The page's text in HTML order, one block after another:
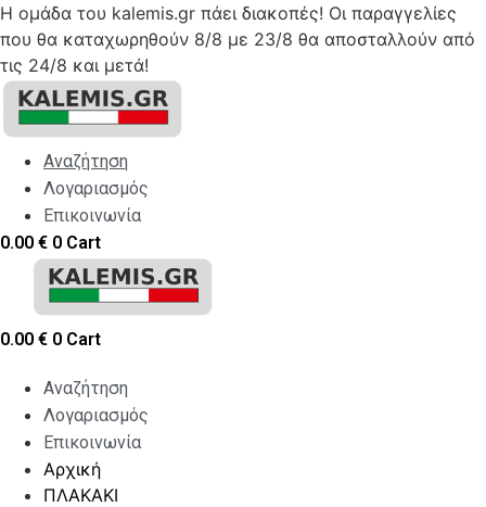
Η ομάδα του kalemis.gr πάει διακοπές! Οι παραγγελίες
που θα καταχωρηθούν 8/8 με 23/8 θα αποσταλλούν από
τις 24/8 και μετά!
Skip
content
Αναζήτηση
Λογαριασμός
Επικοινωνία
0.00 € 0 Cart
0.00 € 0 Cart
Αναζήτηση
Λογαριασμός
Επικοινωνία
Αρχική
ΠΛΑΚΑΚΙ